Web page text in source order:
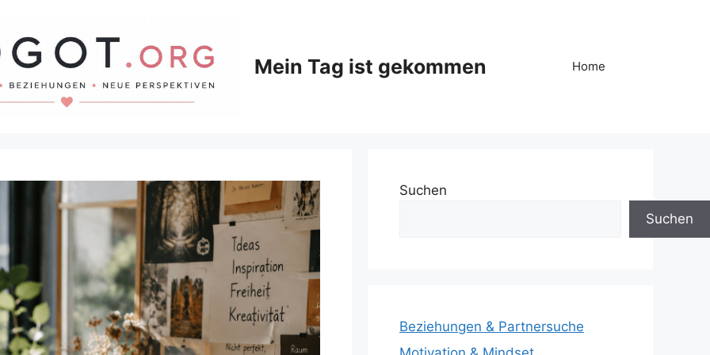
Mein Tag ist gekommen Home
Suchen
Suchen
Beziehungen & Partnersuche